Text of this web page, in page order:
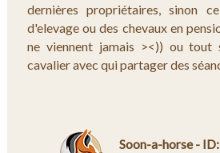
dernières propriétaires, sinon
d'elevage ou des chevaux en
ne viennent jamais ><)) ou tout
cavalier avec qui partager des
Soon-a-horse -